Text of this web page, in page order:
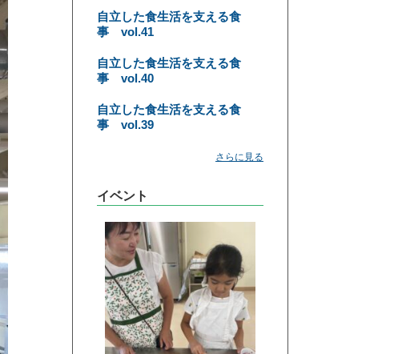
自立した食生活を支える食
事 vol.41
自立した食生活を支える食
事 vol.40
自立した食生活を支える食
事 vol.39
さらに見る
イベント